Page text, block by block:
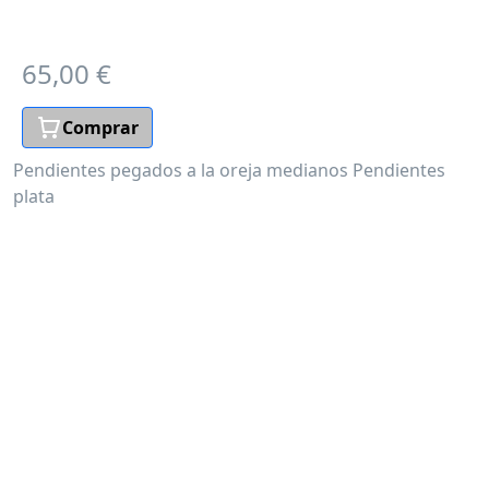
65,00 €
Comprar
Pendientes pegados a la oreja medianos Pendientes
plata